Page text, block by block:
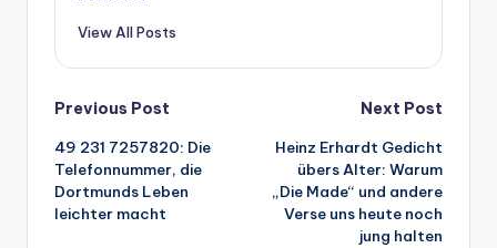
View All Posts
Post
navigation
Previous Post
49 231 7257820: Die
Telefonnummer, die
Dortmunds Leben
leichter macht
Next Post
Heinz Erhardt Gedicht
übers Alter: Warum
„Die Made“ und andere
Verse uns heute noch
jung halten